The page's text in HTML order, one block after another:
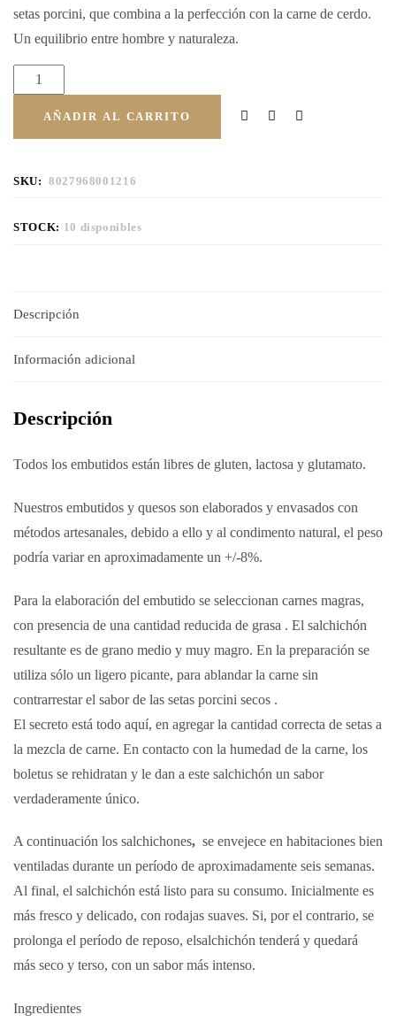
setas porcini, que combina a la perfección con la carne de cerdo.
Un equilibrio entre hombre y naturaleza.
AÑADIR AL CARRITO
SKU: 8027968001216
STOCK: 10 disponibles
Descripción
Información adicional
Descripción
Todos los embutidos están libres de gluten, lactosa y glutamato.
Nuestros embutidos y quesos son elaborados y envasados con
métodos artesanales, debido a ello y al condimento natural, el peso
podría variar en aproximadamente un +/-8%.
Para la elaboración del embutido se seleccionan carnes magras,
con presencia de una cantidad reducida de grasa . El salchichón
resultante es de grano medio y muy magro. En la preparación se
utiliza sólo un ligero picante, para ablandar la carne sin
contrarrestar el sabor de las setas porcini secos .
El secreto está todo aquí, en agregar la cantidad correcta de setas a
la mezcla de carne. En contacto con la humedad de la carne, los
boletus se rehidratan y le dan a este salchichón un sabor
verdaderamente único.
A continuación los salchichones, se envejece en habitaciones bien
ventiladas durante un período de aproximadamente seis semanas.
Al final, el salchichón está listo para su consumo. Inicialmente es
más fresco y delicado, con rodajas suaves. Si, por el contrario, se
prolonga el período de reposo, elsalchichón tenderá y quedará
más seco y terso, con un sabor más intenso.
Ingredientes